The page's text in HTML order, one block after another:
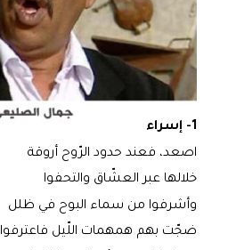
1- إسراء
اصعد، فعند حدود الرّوح أروقة
خلالها عبر العشّاق والتحفوا
وأشرفوا من سماء البوح في ظلل
ضجّت بهم همهمات اللّيل فاعترفوا